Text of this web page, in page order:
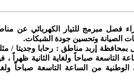
فصل مبرمج للتيار الكهربائي عن
الصيانة وتحسين جودة الشبكات.
إربد مناطق : رحابا وجديتا /
صباحاً ولغاية الثانية ظهراً ،
من الساعة التاسعة صباحاً